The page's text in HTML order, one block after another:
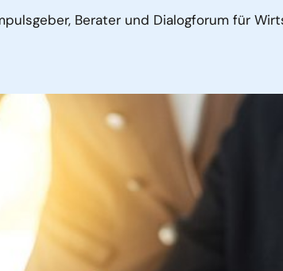
Berater und Dialogforum für